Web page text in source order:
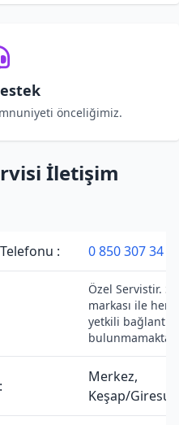
önceliğimiz.
İletişim
: 0 850 307 34
Özel Servistir.
markası ile
yetkili bağlantısı
Merkez,
Keşap/Giresun